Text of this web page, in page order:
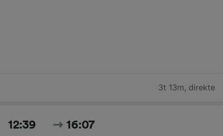
3t 13m, direkte
12:39 16:07